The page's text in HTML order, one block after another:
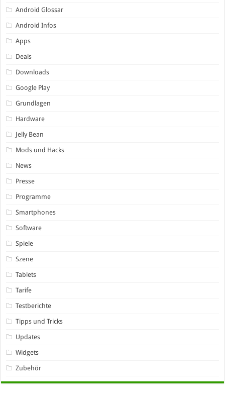
Android Glossar
Android Infos
Apps
Deals
Downloads
Google Play
Grundlagen
Hardware
Jelly Bean
Mods und Hacks
News
Presse
Programme
Smartphones
Software
Spiele
Szene
Tablets
Tarife
Testberichte
Tipps und Tricks
Updates
Widgets
Zubehör